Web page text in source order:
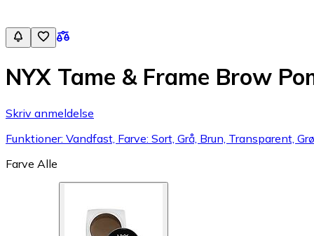
NYX Tame & Frame Brow
Skriv anmeldelse
Funktioner: Vandfast, Farve: Sort, Grå, Brun, Transparent,
Farve Alle